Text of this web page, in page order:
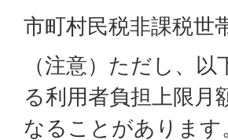
市町村民税非課税世
（注意）ただし、
る利用者負担上限月
なることがあります